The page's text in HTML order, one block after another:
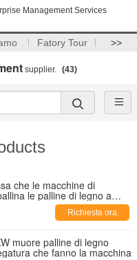
Management Services
Fatory Tour >>
supplier. (43)
che le macchine di
le palline di legno a
a motoreRichiesta ora
muore palline di legno
che fanno la macchina